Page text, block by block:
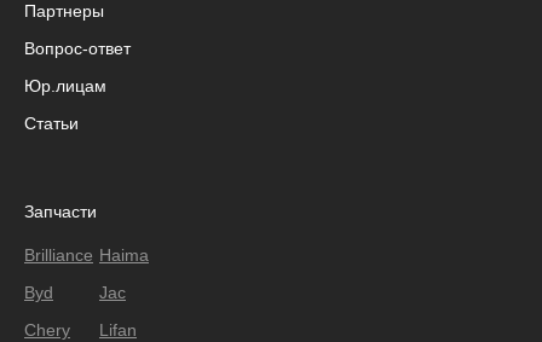
Партнеры
Вопрос-ответ
Юр.лицам
Статьи
Запчасти
Brilliance
Byd
Chery
Haima
Jac
Lifan